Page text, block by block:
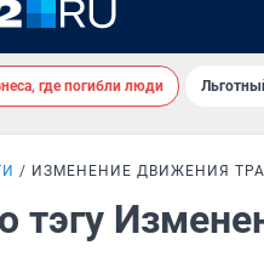
где погибли люди
ИЗМЕНЕНИЕ ДВИЖЕНИЯ
тэгу